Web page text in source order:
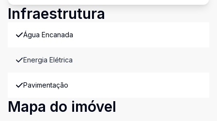
Infraestrutura
Água Encanada
Energia Elétrica
Pavimentação
Mapa do imóvel